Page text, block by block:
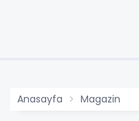
Anasayfa Magazin